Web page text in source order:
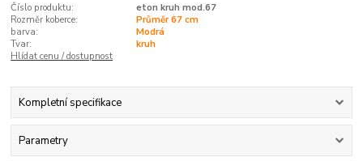
Číslo produktu:
eton kruh mod.67
Rozměr koberce:
Průměr 67 cm
barva:
Modrá
Tvar:
kruh
Hlídat cenu / dostupnost
Kompletní specifikace
Parametry